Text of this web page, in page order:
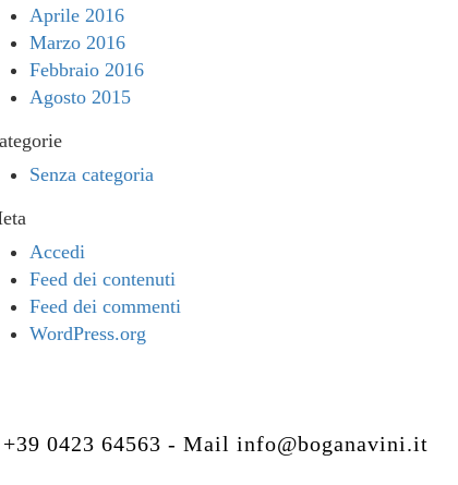
Aprile 2016
Marzo 2016
Febbraio 2016
Agosto 2015
Senza categoria
Accedi
Feed dei contenuti
Feed dei commenti
WordPress.org
0423 64563 - Mail info@boganavini.it